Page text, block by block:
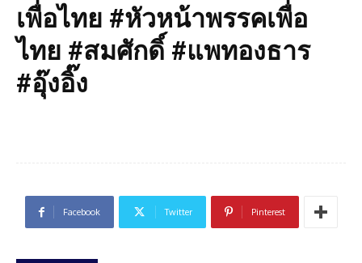
เพื่อไทย #หัวหน้าพรรคเพื่อ
ไทย #สมศักดิ์ #แพทองธาร
#อุ๊งอิ๊ง
Facebook Twitter Pinterest